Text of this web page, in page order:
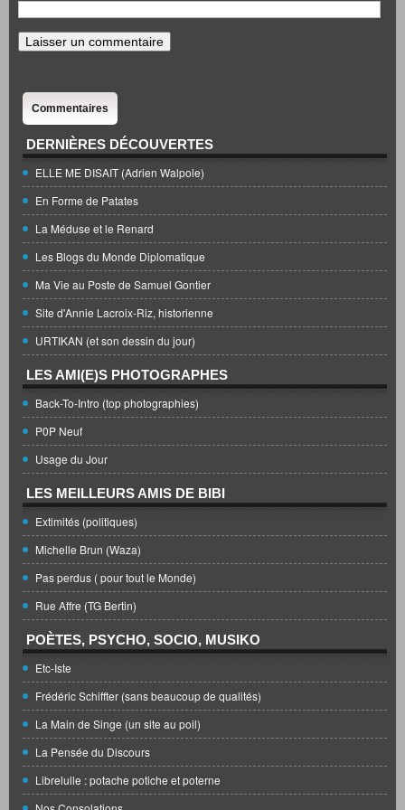
Commentaires
DERNIÈRES DÉCOUVERTES
ELLE ME DISAIT (Adrien Walpole)
En Forme de Patates
La Méduse et le Renard
Les Blogs du Monde Diplomatique
Ma Vie au Poste de Samuel Gontier
Site d'Annie Lacroix-Riz, historienne
URTIKAN (et son dessin du jour)
LES AMI(E)S PHOTOGRAPHES
Back-To-Intro (top photographies)
P0P Neuf
Usage du Jour
LES MEILLEURS AMIS DE BIBI
Extimités (politiques)
Michelle Brun (Waza)
Pas perdus ( pour tout le Monde)
Rue Affre (TG Bertin)
POÈTES, PSYCHO, SOCIO, MUSIKO
Etc-Iste
Frédéric Schiffter (sans beaucoup de qualités)
La Main de Singe (un site au poil)
La Pensée du Discours
Librelulle : potache potiche et poterne